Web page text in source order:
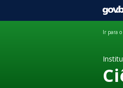
GOVBR
Ir para